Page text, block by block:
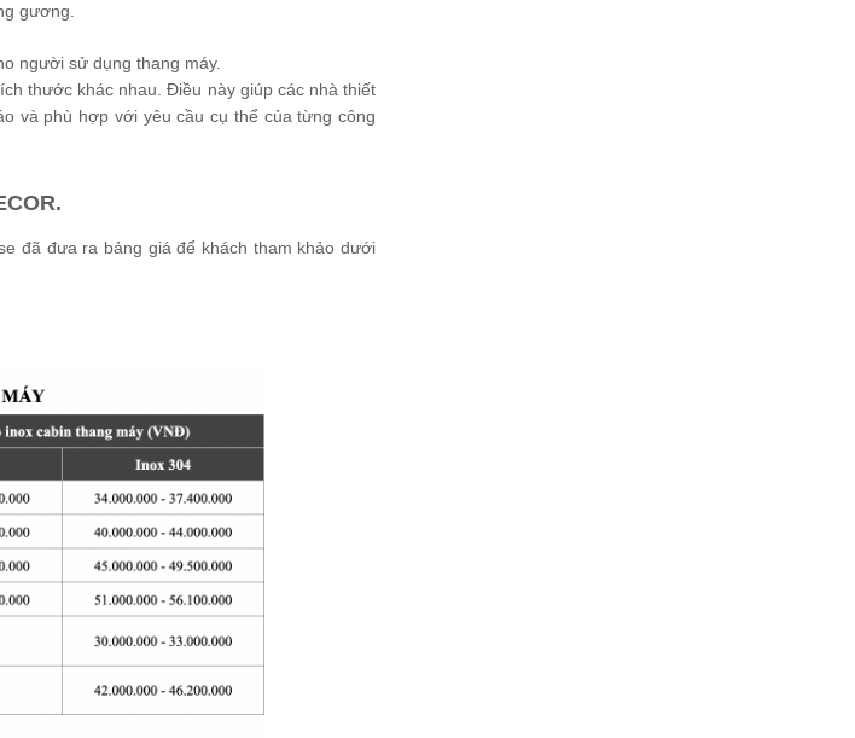
gương.
người sử dụng thang máy.
thước khác nhau. Điều này giúp các nhà thiết
và phù hợp với yêu cầu cụ thể của từng công
đã đưa ra bảng giá để khách tham khảo dưới